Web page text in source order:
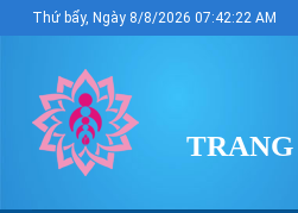
Skip
to
content
Thứ bẩy, Ngày 8/8/2026 07:42:23 AM